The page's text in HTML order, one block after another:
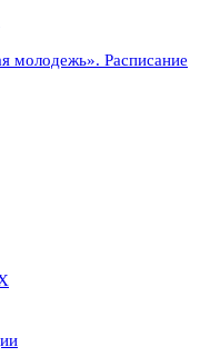
молодежь». Расписание